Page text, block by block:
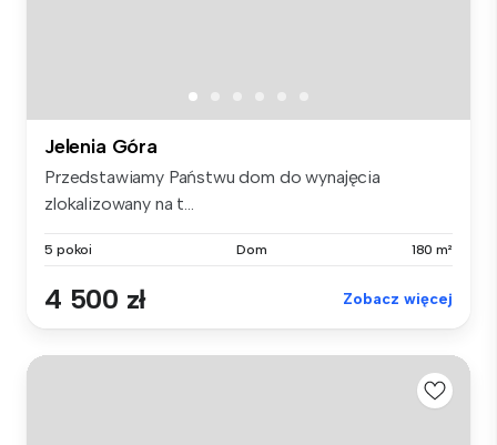
Jelenia Góra
Przedstawiamy Państwu dom do wynajęcia
zlokalizowany na t...
5 pokoi Dom 180 m²
4 500 zł Zobacz więcej